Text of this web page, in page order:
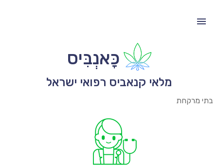
כָּאנְבִּיס
מלאי קנאביס רפואי ישראל
בתי מרקחת